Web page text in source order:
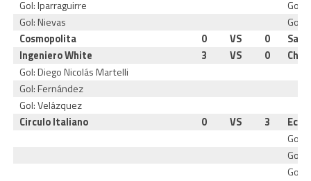
Gol: Iparraguirre
Gol:
Gol: Nievas
Gol:
Cosmopolita
0 VS 0
Ingeniero White
3 VS 0
Gol: Diego Nicolás Martelli
Gol: Fernández
Gol: Velázquez
Circulo Italiano
0 VS 3
Gol:
Gol:
Gol: